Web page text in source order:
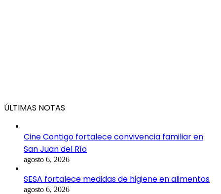
ÚLTIMAS NOTAS
Cine Contigo fortalece convivencia familiar en
San Juan del Río
agosto 6, 2026
SESA fortalece medidas de higiene en alimentos
agosto 6, 2026